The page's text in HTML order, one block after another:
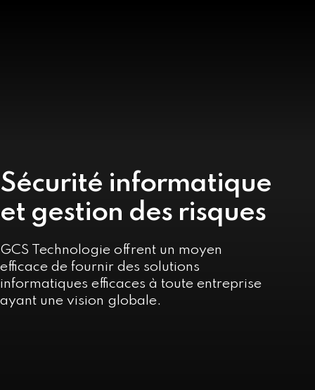
Sécurité informatique
et gestion des risques
GCS Technologie offrent un moyen
efficace de fournir des solutions
informatiques efficaces à toute entreprise
ayant une vision globale.